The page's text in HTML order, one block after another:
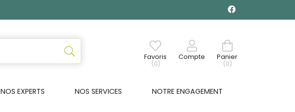
Favoris
(0)
Compte
Panier
(0)
NOS EXPERTS NOS SERVICES NOTRE ENGAGEMENT